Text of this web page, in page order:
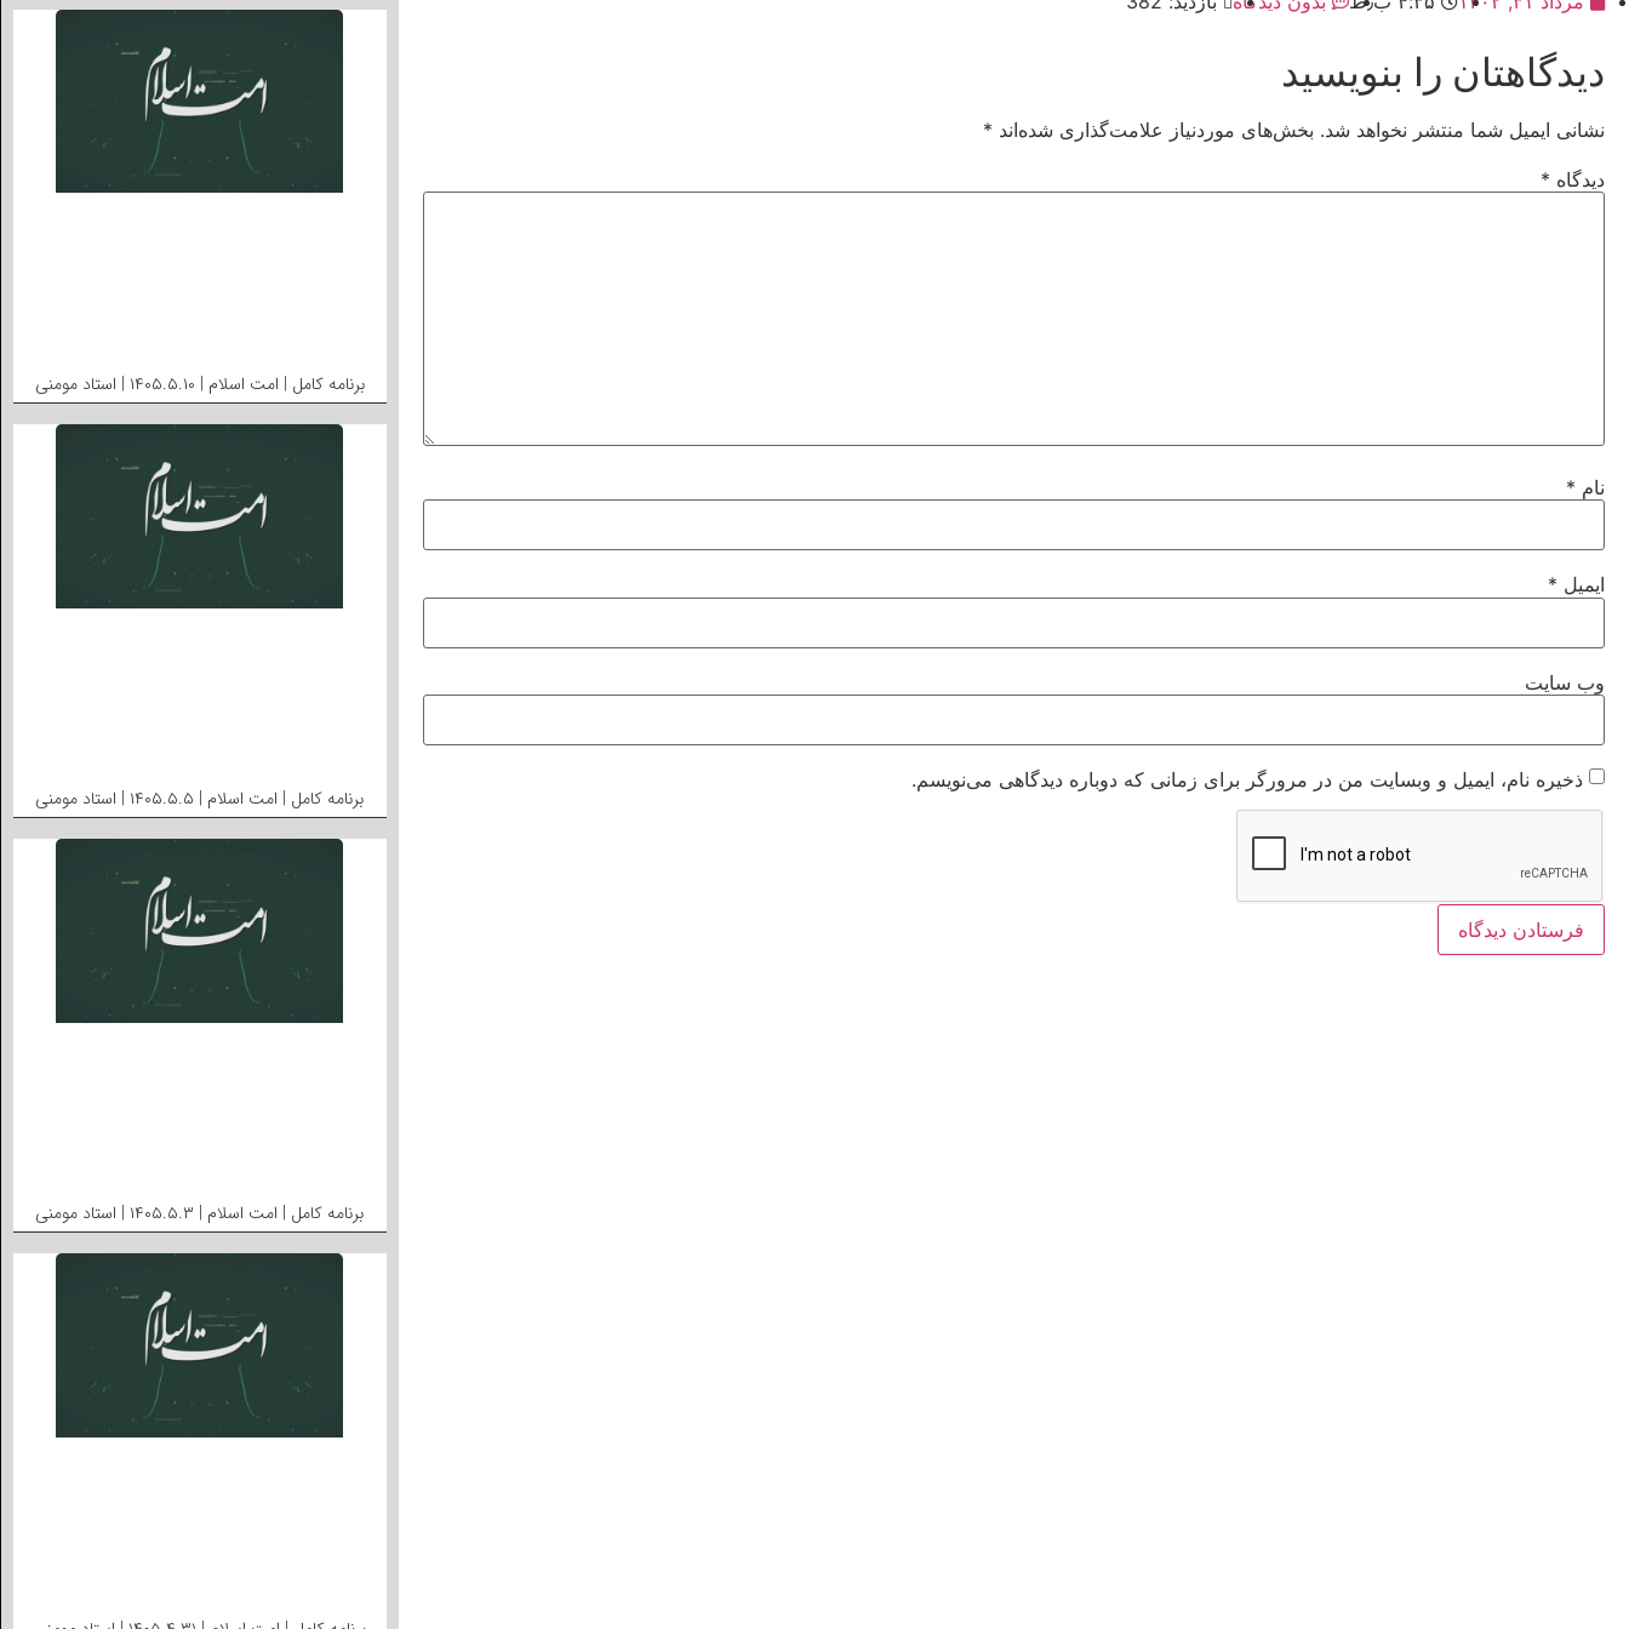
دیدگاهتان را بنویسید
نشانی ایمیل شما منتشر نخواهد شد. بخش‌های موردنیاز علامت‌گذاری شده‌اند *
دیدگاه *
نام *
ایمیل *
وب‌ سایت
ذخیره نام، ایمیل و وبسایت من در مرورگر برای زمانی که دوباره دیدگاهی می‌نویسم.
برنامه کامل | امت اسلام | ۱۴۰۵.۵.۱۰ | استاد مومنی
برنامه کامل | امت اسلام | ۱۴۰۵.۵.۵ | استاد مومنی
برنامه کامل | امت اسلام | ۱۴۰۵.۵.۳ | استاد مومنی